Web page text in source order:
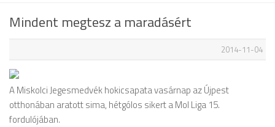
Kazincbarcika
Életmód
Mindent megtesz a maradásért
2014-11-04
A Miskolci Jegesmedvék hokicsapata vasárnap az Újpest
otthonában aratott sima, hétgólos sikert a Mol Liga 15.
fordulójában.